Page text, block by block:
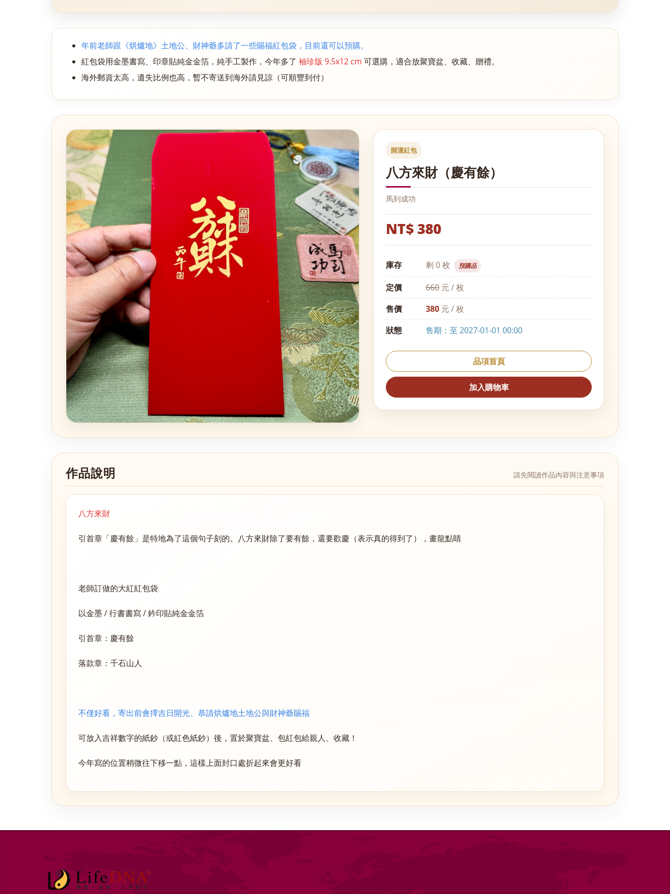
年前老師跟《烘爐地》土地公、財神爺多請了一些賜福紅包袋，目前還可以預購。
紅包袋用金墨書寫、印章貼純金金箔，純手工製作，今年多了 袖珍版 9.5x12 cm 可選購，適合放聚寶盆、收藏、贈禮。
海外郵資太高，遺失比例也高，暫不寄送到海外請見諒（可順豐到付）
開運紅包
八方來財（慶有餘）
馬到成功
NT$ 380
庫存 剩 0 枚 預購品
定價 660 元 / 枚
售價
380 元 / 枚
狀態
售期：至 2027-01-01 00:00
品項首頁
加入購物車
作品說明 請先閱讀作品內容與注意事項
八方來財
引首章「慶有餘」是特地為了這個句子刻的。八方來財除了要有餘，還要歡慶（表示真的得到了），畫龍點睛
老師訂做的大紅紅包袋
以金墨 / 行書書寫 / 鈐印貼純金金箔
引首章：慶有餘
落款章：千石山人
不僅好看，寄出前會擇吉日開光、恭請烘爐地土地公與財神爺賜福
可放入吉祥數字的紙鈔（或紅色紙鈔）後，置於聚寶盆、包紅包給親人、收藏！
今年寫的位置稍微往下移一點，這樣上面封口處折起來會更好看